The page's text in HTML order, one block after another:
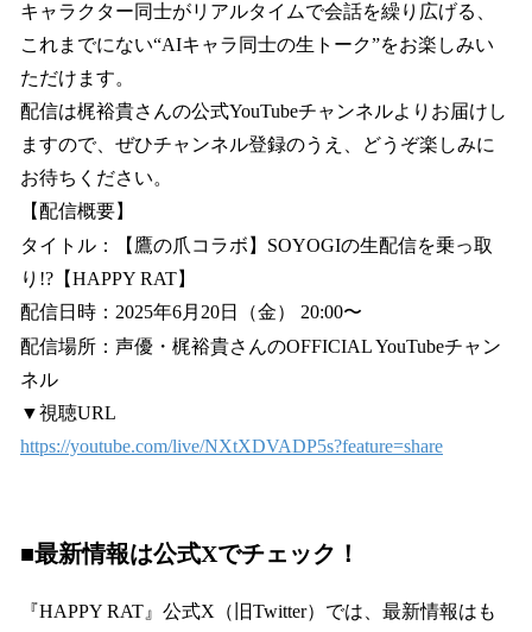
キャラクター同士がリアルタイムで会話を繰り広げる、
これまでにない“AIキャラ同士の生トーク”をお楽しみい
ただけます。
配信は梶裕貴さんの公式YouTubeチャンネルよりお届けし
ますので、ぜひチャンネル登録のうえ、どうぞ楽しみに
お待ちください。
【配信概要】
タイトル：【鷹の爪コラボ】SOYOGIの生配信を乗っ取
り!?【HAPPY RAT】
配信日時：2025年6月20日（金） 20:00〜
配信場所：声優・梶裕貴さんのOFFICIAL YouTubeチャン
ネル
▼視聴URL
https://youtube.com/live/NXtXDVADP5s?feature=share
■最新情報は公式Xでチェック！
『HAPPY RAT』公式X（旧Twitter）では、最新情報はも